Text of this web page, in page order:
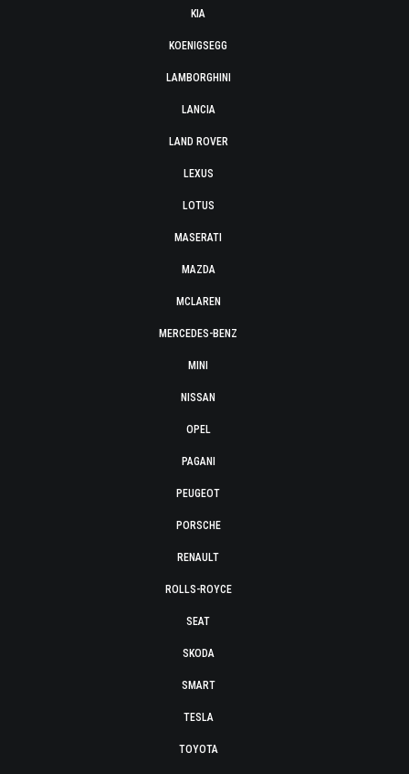
KIA
KOENIGSEGG
LAMBORGHINI
LANCIA
LAND ROVER
LEXUS
LOTUS
MASERATI
MAZDA
MCLAREN
MERCEDES-BENZ
MINI
NISSAN
OPEL
PAGANI
PEUGEOT
PORSCHE
RENAULT
ROLLS-ROYCE
SEAT
SKODA
SMART
TESLA
TOYOTA